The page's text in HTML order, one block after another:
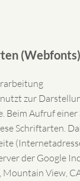
(Webfonts)
zur
Beim Aufruf einer
Schriftarten.
der Google
View,